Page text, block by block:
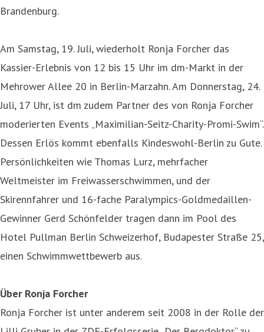
Brandenburg.
Am Samstag, 19. Juli, wiederholt Ronja Forcher das
Kassier-Erlebnis von 12 bis 15 Uhr im dm-Markt in der
Mehrower Allee 20 in Berlin-Marzahn. Am Donnerstag, 24.
Juli, 17 Uhr, ist dm zudem Partner des von Ronja Forcher
moderierten Events „Maximilian-Seitz-Charity-Promi-Swim“.
Dessen Erlös kommt ebenfalls Kindeswohl-Berlin zu Gute.
Persönlichkeiten wie Thomas Lurz, mehrfacher
Weltmeister im Freiwasserschwimmen, und der
Skirennfahrer und 16-fache Paralympics-Goldmedaillen-
Gewinner Gerd Schönfelder tragen dann im Pool des
Hotel Pullman Berlin Schweizerhof, Budapester Straße 25,
einen Schwimmwettbewerb aus.
Über Ronja Forcher
Ronja Forcher ist unter anderem seit 2008 in der Rolle der